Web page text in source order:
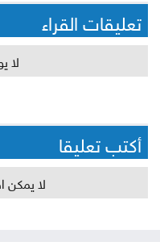
تعليقات القراء
لا
أكتب تعليقا
لا يمكن